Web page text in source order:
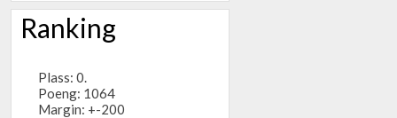
Ranking
Plass: 0.
Poeng: 1064
Margin: +-200